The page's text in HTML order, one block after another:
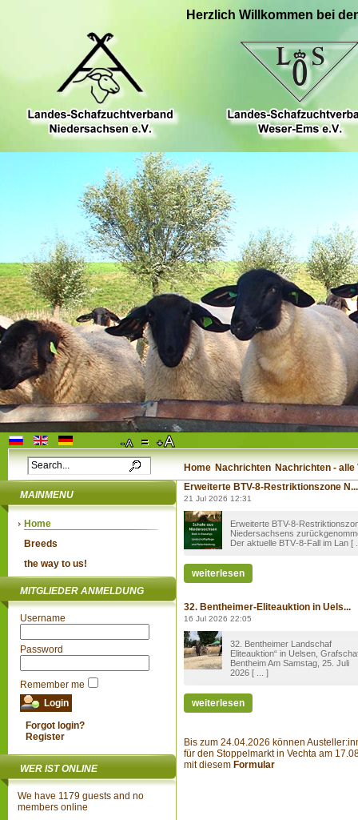
Herzlich Willkommen bei
Home Nachrichten Nachrichten - alle
MAINMENU
Home
Breeds
the way to us!
MITGLIEDER ANMELDUNG
Username
Password
Remember me
Forgot login?
Register
WER IST ONLINE
We have 1179 guests and no
members online
Erweiterte BTV-8-Restriktionszone N...
21 Jul 2026 12:31
Erweiterte BTV-8-
Niedersachsens
Der aktuelle BTV‑8-Fall im Lan [
weiterlesen
32. Bentheimer-Eliteauktion in Uels...
16 Jul 2026 22:05
32. Bentheimer Landschaf
Eliteauktion“ in Uelsen,
Bentheim Am Samstag, 25. Juli
2026 [ ... ]
weiterlesen
Bis zum 24.04.2026 können
für den Stoppelmarkt in Vechta am
mit diesem Formular